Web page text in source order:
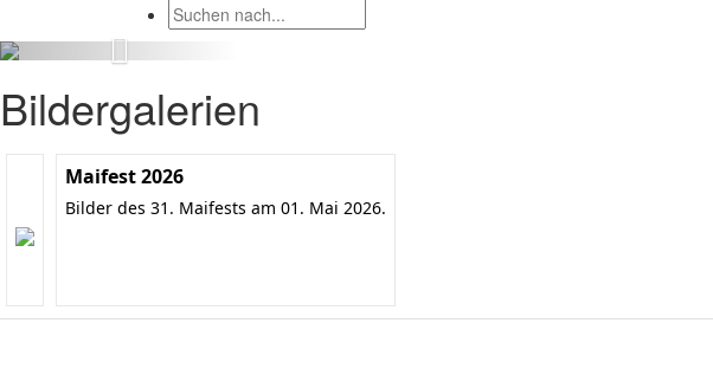
Bildergalerien
Maifest 2026
Bilder des 31. Maifests am 01. Mai 2026.